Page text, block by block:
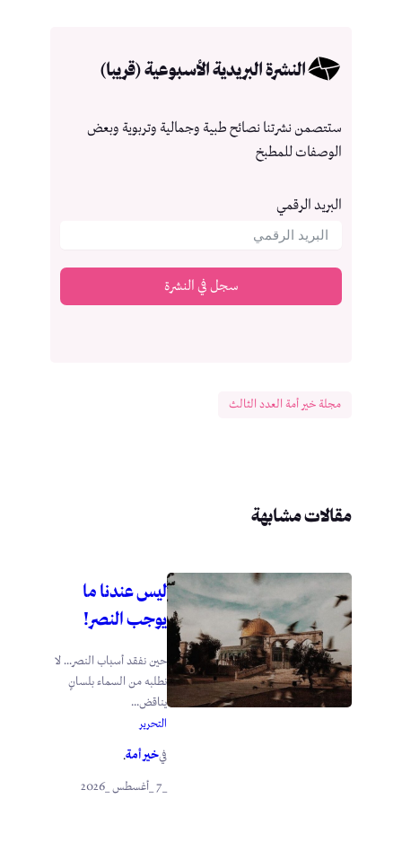
النشرة البريدية الأسبوعية (قريبا)
ستتصمن نشرتنا نصائح طبية وجمالية وتربوية وبعض
الوصفات للمطبخ
البريد الرقمي
سجل في النشرة
مجلة خير أمة العدد الثالث
مقالات مشابهة
ليس عندنا ما
يوجب النصر!
حين نفقد أسباب النصر… لا
نطلبه من السماء بلسانٍ
يناقض...
التحرير
فيخير أمة.